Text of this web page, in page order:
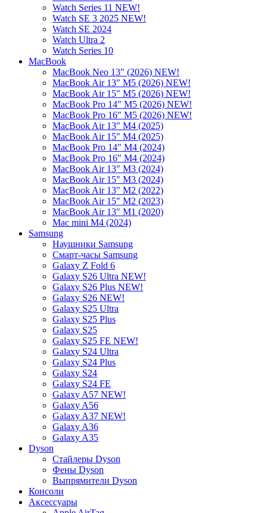
Watch Series 11 NEW!
Watch SE 3 2025 NEW!
Watch SE 2024
Watch Ultra 2
Watch Series 10
MacBook
MacBook Neo 13" (2026) NEW!
MacBook Air 13" M5 (2026) NEW!
MacBook Air 15" M5 (2026) NEW!
MacBook Pro 14" M5 (2026) NEW!
MacBook Pro 16" M5 (2026) NEW!
MacBook Air 13" M4 (2025)
MacBook Air 15" M4 (2025)
MacBook Pro 14" M4 (2024)
MacBook Pro 16" M4 (2024)
MacBook Air 13" M3 (2024)
MacBook Air 15" M3 (2024)
MacBook Air 13" M2 (2022)
MacBook Air 15" M2 (2023)
MacBook Air 13" M1 (2020)
Mac mini M4 (2024)
Samsung
Наушники Samsung
Смарт-часы Samsung
Galaxy Z Fold 6
Galaxy S26 Ultra NEW!
Galaxy S26 Plus NEW!
Galaxy S26 NEW!
Galaxy S25 Ultra
Galaxy S25 Plus
Galaxy S25
Galaxy S25 FE NEW!
Galaxy S24 Ultra
Galaxy S24 Plus
Galaxy S24
Galaxy S24 FE
Galaxy A57 NEW!
Galaxy A56
Galaxy A37 NEW!
Galaxy A36
Galaxy A35
Dyson
Стайлеры Dyson
Фены Dyson
Выпрямители Dyson
Консоли
Аксессуары